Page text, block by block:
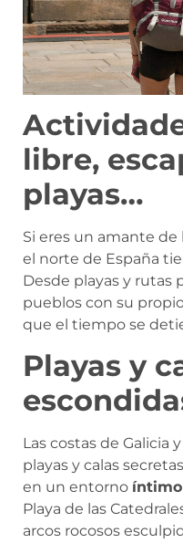
libre,
playas…
Si eres un amante de
el norte de España
Desde playas y rutas
pueblos con su
que el tiempo se
Playas y
Las costas de Galicia
playas y calas
en un entorno íntimo
Playa de las
arcos rocosos